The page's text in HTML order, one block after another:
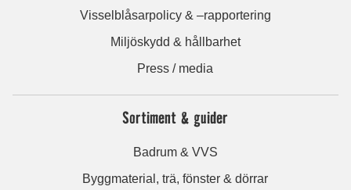
Visselblåsarpolicy & –rapportering
Miljöskydd & hållbarhet
Press / media
Sortiment & guider
Badrum & VVS
Byggmaterial, trä, fönster & dörrar